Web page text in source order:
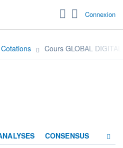
Connexion
Cotations Cours GLOBAL
CONSENSUS